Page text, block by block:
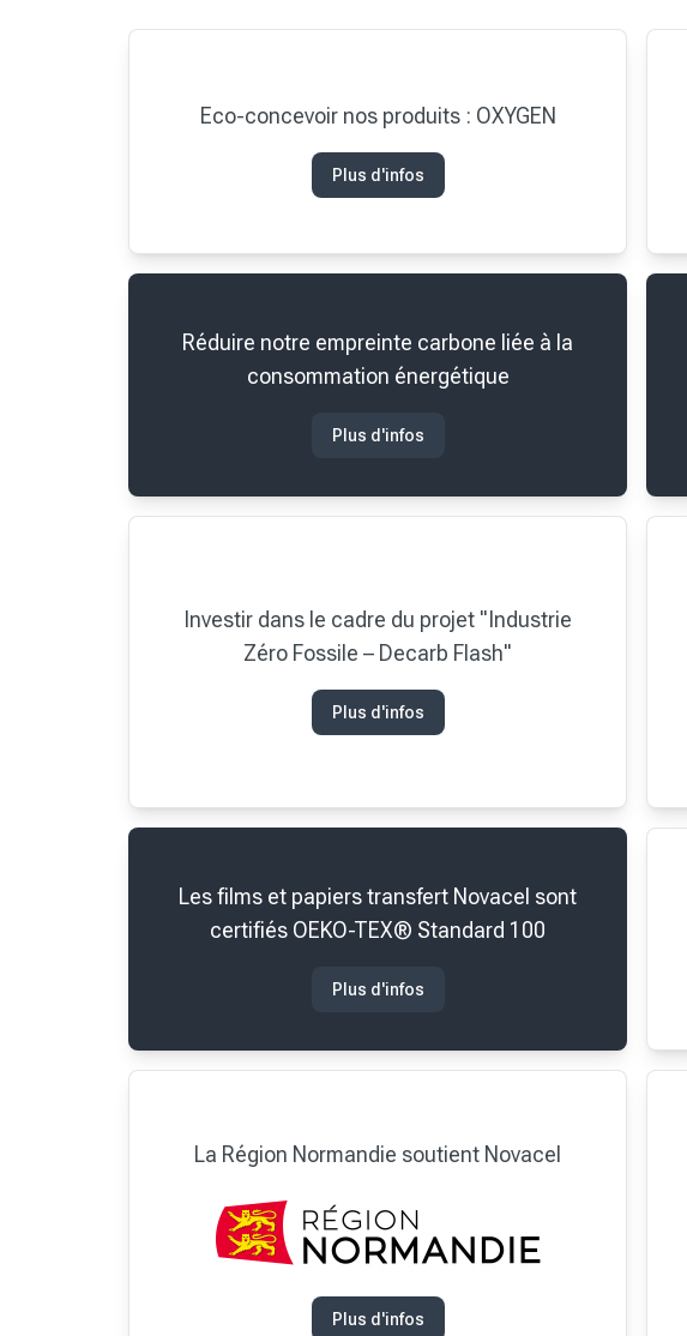
Eco-concevoir nos produits : OXYGEN
Plus d'infos
Réduire notre empreinte carbone liée à la
consommation énergétique
Plus d'infos
Investir dans le cadre du projet "Industrie
Zéro Fossile – Decarb Flash"
Plus d'infos
Les films et papiers transfert Novacel sont
certifiés OEKO-TEX® Standard 100
Plus d'infos
La Région Normandie soutient Novacel
Plus d'infos